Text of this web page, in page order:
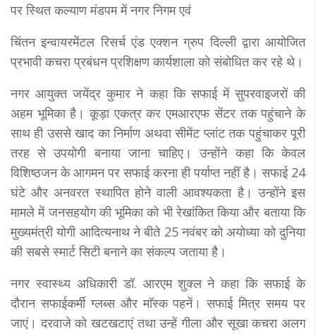
पर स्थित कल्याण मंडपम में नगर निगम एवं
चिंतन इन्वायरमेंटल रिसर्च एंड एक्शन ग्रुप दिल्ली द्वारा आयोजित
प्रभावी कचरा प्रबंधन प्रशिक्षण कार्यशाला को संबोधित कर रहे थे।
नगर आयुक्त जयेंद्र कुमार ने कहा कि सफाई में सुपरवाइजरों की
अहम भूमिका है। कूड़ा एकत्र कर एमआरएफ सेंटर तक पहुंचाने के
साथ ही उससे खाद का निर्माण अथवा सीमेंट प्लांट तक पहुंचाकर पूरी
तरह से उपयोगी बनाया जाना चाहिए। उन्होंने कहा कि केवल
विशिष्ठजन के आगमन पर सफाई करना ही पर्याप्त नहीं है। सफाई 24
घंटे और अनवरत स्थापित होने वाली आवश्यकता है। उन्होंने इस
मामले में जनसहयोग की भूमिका को भी रेखांकित किया और बताया कि
मुख्यमंत्री योगी आदित्यनाथ ने बीते 25 नवंबर को अयोध्या को दुनिया
की सबसे स्मार्ट सिटी बनाने का संकल्प जताया है।
नगर स्वास्थ्य अधिकारी डॉ. आरएम शुक्ल ने कहा कि सफाई के
दौरान सफाईकर्मी ग्लब्स और माॅस्क पहनें। सफाई मित्र समय पर
जाएं। दरवाजे को खटखटाएं तथा उन्हें गीला और सूखा कचरा अलग